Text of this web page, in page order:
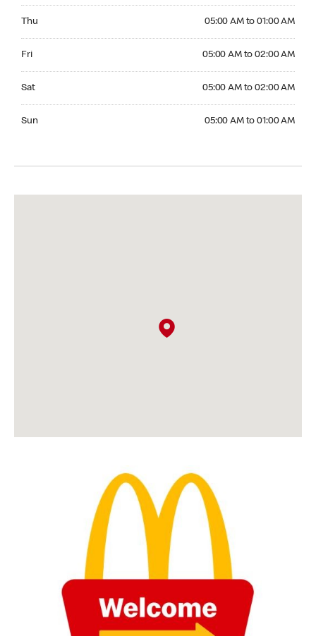
Thu 05:00 AM to 01:00 AM
Fri 05:00 AM to 02:00 AM
Sat 05:00 AM to 02:00 AM
Sun 05:00 AM to 01:00 AM